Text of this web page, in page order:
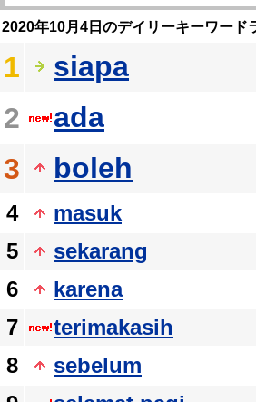
2020年10月4日のデイリーキーワード
1
siapa
2
ada
3
boleh
4
masuk
5
sekarang
6
karena
7
terimakasih
8
sebelum